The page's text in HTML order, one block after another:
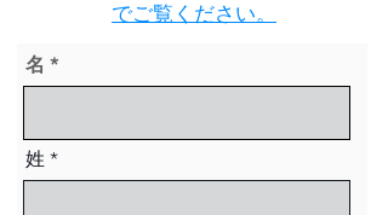
でご覧ください。
名
姓